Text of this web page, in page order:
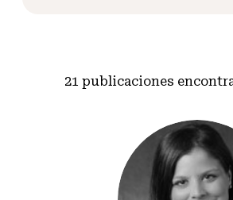
21 publicaciones